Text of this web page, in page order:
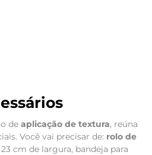
de aplicação de textura, reúna
Você vai precisar de: rolo de
cm de largura, bandeja para